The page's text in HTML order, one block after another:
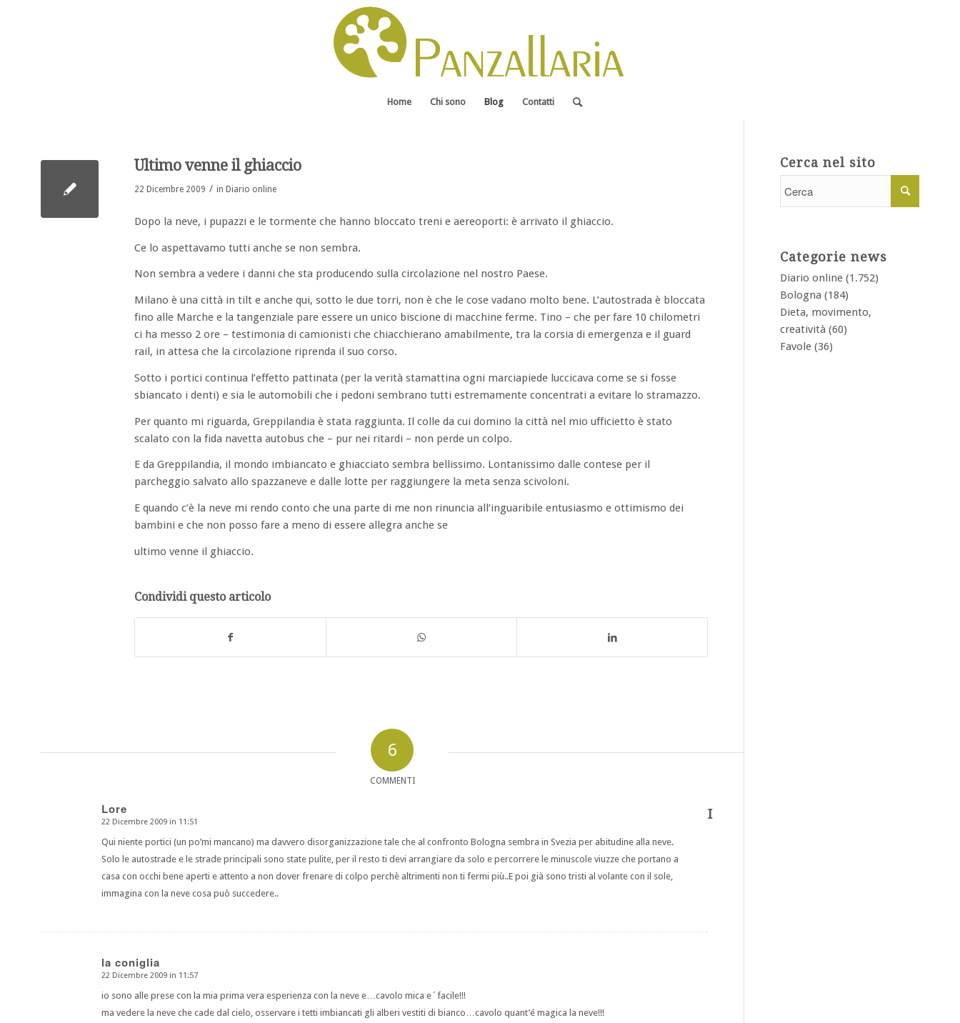
Home Chi sono Blog Contatti
Ultimo venne il ghiaccio
22 Dicembre 2009 / in Diario online
Dopo la neve, i pupazzi e le tormente che hanno bloccato treni e aereoporti: è arrivato il ghiaccio.
Ce lo aspettavamo tutti anche se non sembra.
Non sembra a vedere i danni che sta producendo sulla circolazione nel nostro Paese.
Milano è una città in tilt e anche qui, sotto le due torri, non è che le cose vadano molto bene. L’autostrada è bloccata
fino alle Marche e la tangenziale pare essere un unico biscione di macchine ferme. Tino – che per fare 10 chilometri
ci ha messo 2 ore – testimonia di camionisti che chiacchierano amabilmente, tra la corsia di emergenza e il guard
rail, in attesa che la circolazione riprenda il suo corso.
Sotto i portici continua l’effetto pattinata (per la verità stamattina ogni marciapiede luccicava come se si fosse
sbiancato i denti) e sia le automobili che i pedoni sembrano tutti estremamente concentrati a evitare lo stramazzo.
Per quanto mi riguarda, Greppilandia è stata raggiunta. Il colle da cui domino la città nel mio ufficietto è stato
scalato con la fida navetta autobus che – pur nei ritardi – non perde un colpo.
E da Greppilandia, il mondo imbiancato e ghiacciato sembra bellissimo. Lontanissimo dalle contese per il
parcheggio salvato allo spazzaneve e dalle lotte per raggiungere la meta senza scivoloni.
E quando c’è la neve mi rendo conto che una parte di me non rinuncia all’inguaribile entusiasmo e ottimismo dei
bambini e che non posso fare a meno di essere allegra anche se
ultimo venne il ghiaccio.
Condividi questo articolo
6
COMMENTI
Lore
dice:
22 Dicembre 2009 in 11:51
Qui niente portici (un po’mi mancano) ma davvero disorganizzazione tale che al confronto Bologna sembra in Svezia per abitudine alla neve.
Solo le autostrade e le strade principali sono state pulite, per il resto ti devi arrangiare da solo e percorrere le minuscole viuzze che portano a
casa con occhi bene aperti e attento a non dover frenare di colpo perchè altrimenti non ti fermi più..E poi già sono tristi al volante con il sole,
immagina con la neve cosa può succedere..
la coniglia
dice:
22 Dicembre 2009 in 11:57
io sono alle prese con la mia prima vera esperienza con la neve e…cavolo mica e´facile!!!
ma vedere la neve che cade dal cielo, osservare i tetti imbiancati gli alberi vestiti di bianco…cavolo quant’é magica la neve!!!
I
Cerca nel sito
Categorie news
Diario online (1.752)
Bologna (184)
Dieta, movimento,
creatività (60)
Favole (36)